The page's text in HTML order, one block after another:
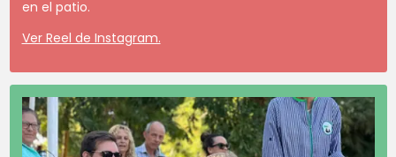
en el patio.
Ver Reel de Instagram.